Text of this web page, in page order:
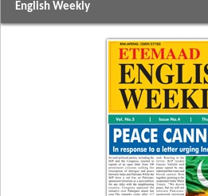
English Weekly